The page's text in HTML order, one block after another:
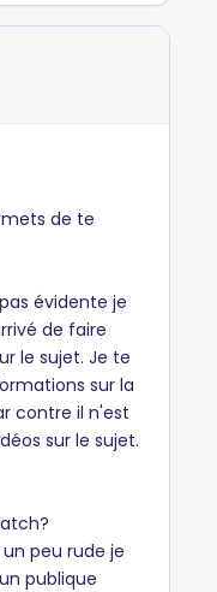
de te
évidente je
de faire
le sujet. Je te
sur la
contre il n'est
sur le sujet.
un peu rude je
publique